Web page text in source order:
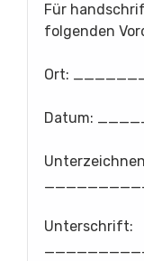
Für
folgenden
Ort:
Datum:
Unterschrift: